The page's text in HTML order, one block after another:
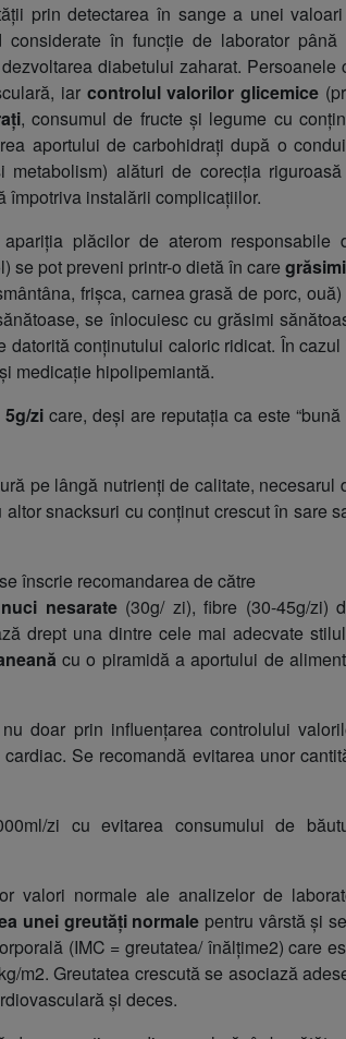
prin detectarea în sange a unei
în funcție de laborator până
diabetului zaharat. Persoanele
iar controlul valorilor glicemice
, consumul de fructe și legume cu
aportului de carbohidrați după o
alături de corecția
împotriva instalării complicațiilor.
plăcilor de aterom responsabile
se pot preveni printr-o dietă în care
frișca, carnea grasă de porc, ouă)
se înlocuiesc cu grăsimi
conținutului caloric ridicat. În cazul
medicație hipolipemiantă.
zi care, deși are reputația ca este “bună
pe lângă nutrienți de calitate, necesarul
snacksuri cu conținut crescut în sare
înscrie recomandarea de către
nuci nesarate(30g/ zi), fibre (30-45g/zi)
drept una dintre cele mai adecvate
cu o piramidă a aportului de
doar prin influențarea controlului
Se recomandă evitarea unor
zi cu evitarea consumului de
valori normale ale analizelor de
unei greutăți normale pentru vârstă și
(IMC = greutatea/ înălțime2) care
m2. Greutatea crescută se asociază
și deces.